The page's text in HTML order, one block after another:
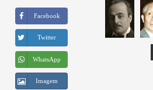
Facebook
Twitter
WhatsApp
Imagem